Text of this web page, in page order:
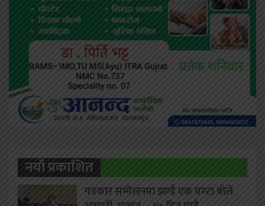
नयाँ प्रकाशित
पत्रकार सम्मेलनमा झण्डै एक घण्टा बोले